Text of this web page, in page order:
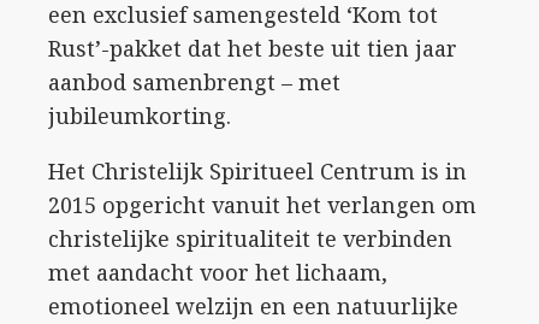
een exclusief samengesteld ‘Kom tot
Rust’-pakket dat het beste uit tien jaar
aanbod samenbrengt – met
jubileumkorting.
Het Christelijk Spiritueel Centrum is in
2015 opgericht vanuit het verlangen om
christelijke spiritualiteit te verbinden
met aandacht voor het lichaam,
emotioneel welzijn en een natuurlijke